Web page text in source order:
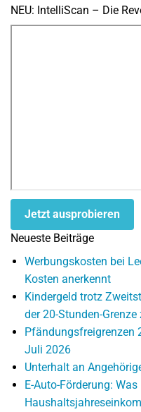
NEU: IntelliScan – Die
Jetzt ausprobieren
Neueste Beiträge
Werbungskosten bei
Kosten anerkennt
Kindergeld trotz
der 20-Stunden-Grenze
Pfändungsfreigrenzen
Juli 2026
Unterhalt an
E-Auto-Förderung: